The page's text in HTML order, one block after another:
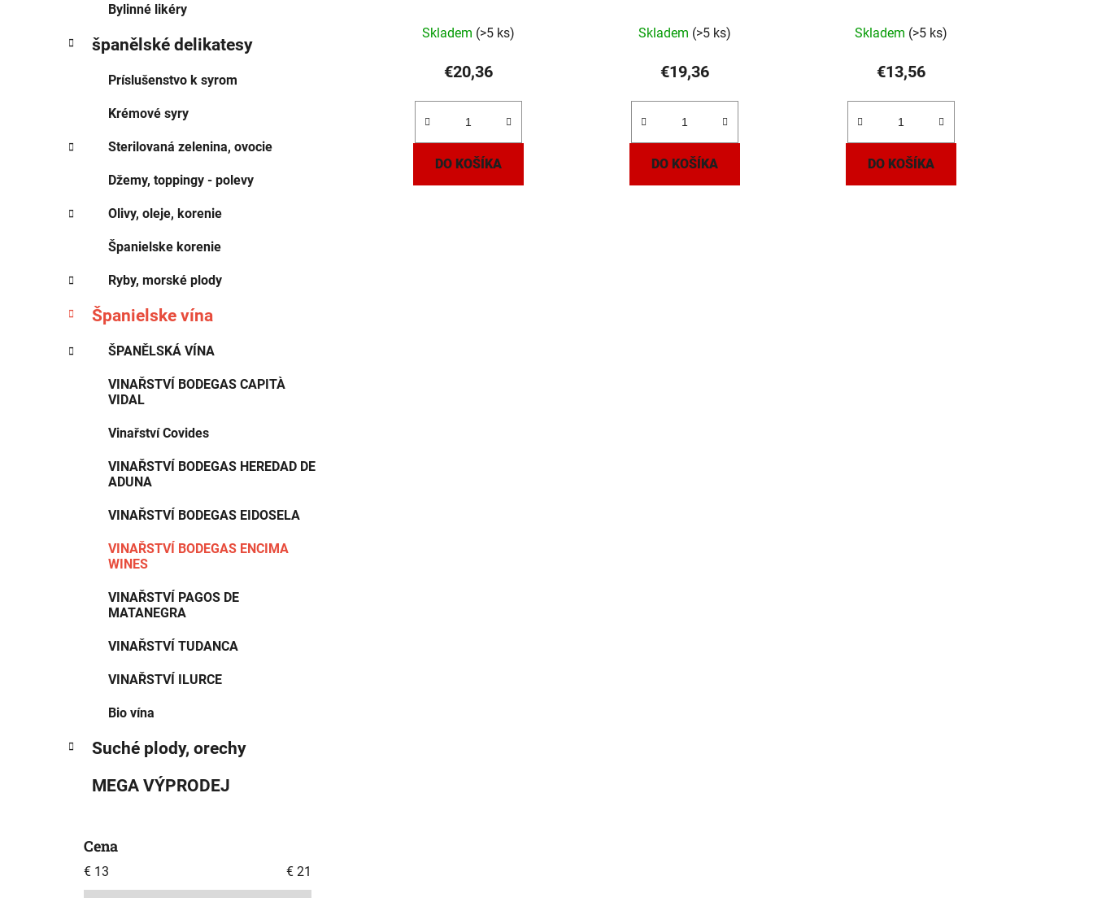
Bylinné likéry
španělské delikatesy
Príslušenstvo k syrom
Krémové syry
Sterilovaná zelenina, ovocie
Džemy, toppingy - polevy
Olivy, oleje, korenie
Španielske korenie
Ryby, morské plody
Španielske vína
ŠPANĚLSKÁ VÍNA
VINAŘSTVÍ BODEGAS CAPITÀ
VIDAL
Vinařství Covides
VINAŘSTVÍ BODEGAS HEREDAD DE
ADUNA
VINAŘSTVÍ BODEGAS EIDOSELA
VINAŘSTVÍ BODEGAS ENCIMA
WINES
VINAŘSTVÍ PAGOS DE
MATANEGRA
VINAŘSTVÍ TUDANCA
VINAŘSTVÍ ILURCE
Bio vína
Suché plody, orechy
MEGA VÝPRODEJ
Cena
€ 13 € 21
Skladem (>5 ks)
€20,36
DO KOŠÍKA
Skladem (>5 ks)
€19,36
DO KOŠÍKA
Skladem (>5 ks)
€13,56
DO KOŠÍKA